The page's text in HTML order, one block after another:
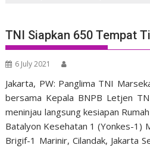
TNI Siapkan 650 Tempat
6 July 2021
Jakarta, PW: Panglima TNI
bersama Kepala BNPB Letjen
meninjau langsung kesiapan
Batalyon Kesehatan 1 (Yonkes-1)
Brigif-1 Marinir, Cilandak, Jakarta